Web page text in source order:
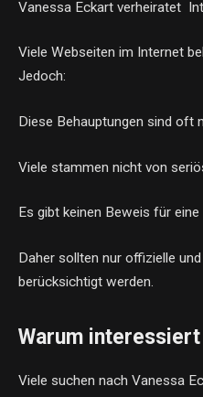
Vanessa Eckart verheiratet
Viele Webseiten im Internet
Jedoch:
Diese Behauptungen sind oft
Viele stammen nicht von
Es gibt keinen Beweis für eine
Daher sollten nur offizielle
berücksichtigt werden.
Warum
Viele suchen nach Vanessa